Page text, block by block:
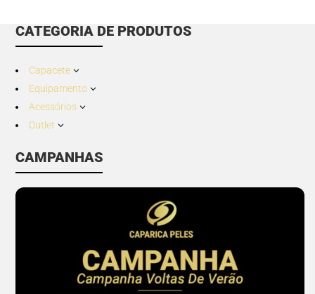
CATEGORIA DE PRODUTOS
Capacete 3
Equipamento 3
Acessórios 3
Outlet 3
CAMPANHAS